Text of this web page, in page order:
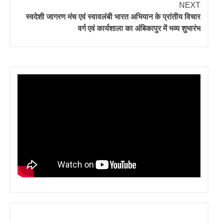
NEXT
स्वदेशी जागरण मंच एवं स्वावलंबी भारत अभियान के प्रांतीय विचार
वर्ग एवं कार्यशाला का अंबिकापुर में भव्य शुभारंभ